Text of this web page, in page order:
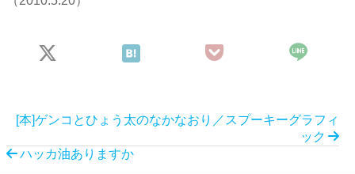
[本]ゲンコとひょう太のなかなおり／スプーキーグラフィ
ック
ハッカ油ありますか